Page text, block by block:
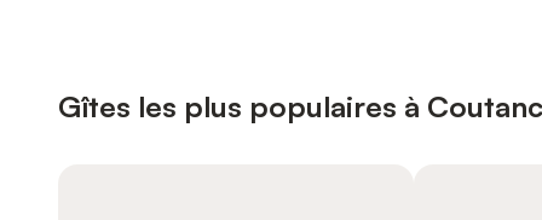
Gîtes les plus populaires à